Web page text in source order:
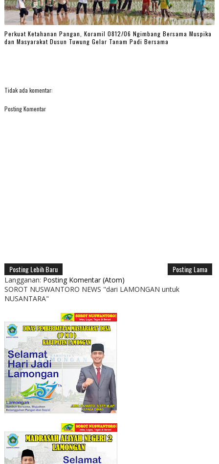
Perkuat Ketahanan Pangan, Koramil 0812/06 Ngimbang Bersama Muspika
dan Masyarakat Dusun Tuwung Gelar Tanam Padi Bersama
Tidak ada komentar:
Posting Komentar
Posting Lebih Baru Posting Lama
Langganan: Posting Komentar (Atom)
SOROT NUSWANTORO NEWS "dari LAMONGAN untuk
NUSANTARA"